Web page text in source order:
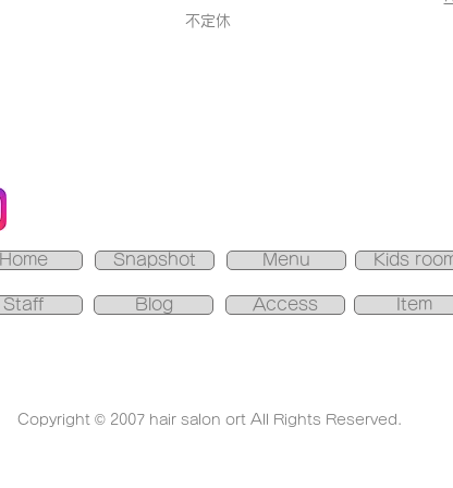
不定休
Home
Staff
Snapshot
Blog
Menu Kids
Access Item
Copyright © 2007 hair salon ort All Rights Reserved.